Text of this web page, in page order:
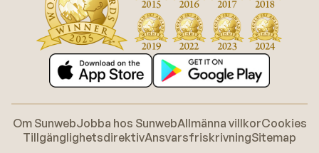
Om SunwebJobba hos SunwebAllmänna villkorCookies
TillgänglighetsdirektivAnsvarsfriskrivningSitemap